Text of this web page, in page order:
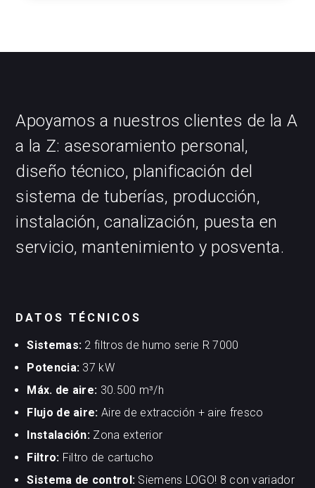
Apoyamos a nuestros clientes de la A
a la Z: asesoramiento personal,
diseño técnico, planificación del
sistema de tuberías, producción,
instalación, canalización, puesta en
servicio, mantenimiento y posventa.
DATOS TÉCNICOS
Sistemas: 2 filtros de humo serie R 7000
Potencia: 37 kW
Máx. de aire: 30.500 m³/h
Flujo de aire: Aire de extracción + aire fresco
Instalación: Zona exterior
Filtro: Filtro de cartucho
Sistema de control: Siemens LOGO! 8 con variador